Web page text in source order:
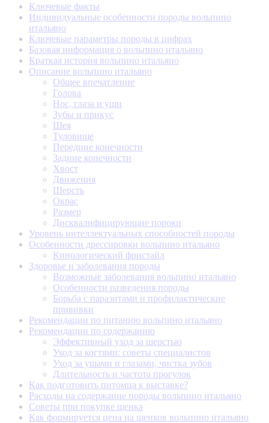
Ключевые факты
Индивидуальные особенности породы вольпино
итальяно
Ключевые параметры породы в цифрах
Базовая информация о вольпино итальяно
Краткая история вольпино итальяно
Описание вольпино итальяно
Общее впечатление
Голова
Нос, глаза и уши
Зубы и прикус
Шея
Туловище
Передние конечности
Задние конечности
Хвост
Движения
Шерсть
Окрас
Размер
Дисквалифицирующие пороки
Уровень интеллектуальных способностей породы
Особенности дрессировки вольпино итальяно
Кинологический фристайл
Здоровье и заболевания породы
Возможные заболевания вольпино итальяно
Особенности разведения породы
Борьба с паразитами и профилактические
прививки
Рекомендации по питанию вольпино итальяно
Рекомендации по содержанию
Эффективный уход за шерстью
Уход за когтями: советы специалистов
Уход за ушами и глазами, чистка зубов
Длительность и частота прогулок
Как подготовить питомца к выставке?
Расходы на содержание породы вольпино итальяно
Советы при покупке щенка
Как формируется цена на щенков вольпино итальяно